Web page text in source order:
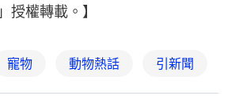
」授權轉載。】
寵物 動物熱話 引新聞